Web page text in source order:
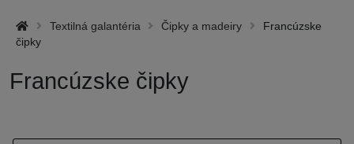
Textilná galantéria Čipky a madeiry
Francúzske
čipky
Francúzske čipky